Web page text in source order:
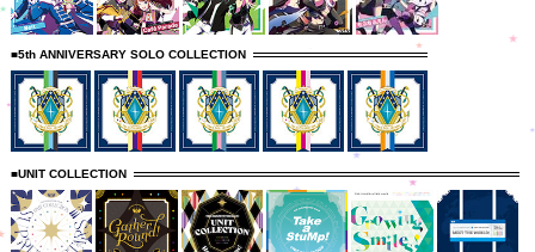
■5th ANNIVERSARY SOLO COLLECTION
■UNIT COLLECTION